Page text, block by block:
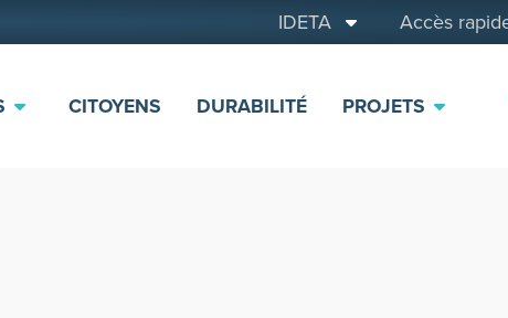
IDETA Accès
CITOYENS DURABILITÉ PROJETS